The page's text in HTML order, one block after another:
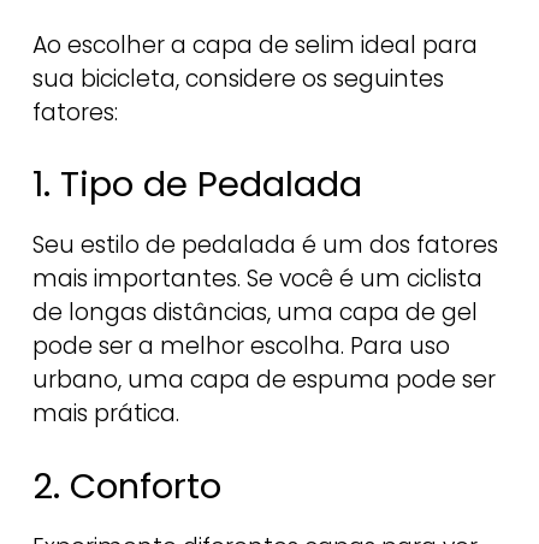
Ao escolher a capa de selim ideal para
sua bicicleta, considere os seguintes
fatores:
1. Tipo de Pedalada
Seu estilo de pedalada é um dos fatores
mais importantes. Se você é um ciclista
de longas distâncias, uma capa de gel
pode ser a melhor escolha. Para uso
urbano, uma capa de espuma pode ser
mais prática.
2. Conforto